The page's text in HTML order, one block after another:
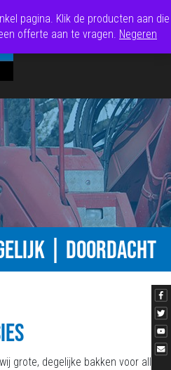
| DOORDACHT
grote, degelijke bakken voor alle
pagina. Klik de producten aan die
offerte aan te vragen. Negeren